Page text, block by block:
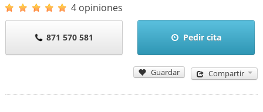
4 opiniones
871 570 581 Pedir cita
Guardar Compartir